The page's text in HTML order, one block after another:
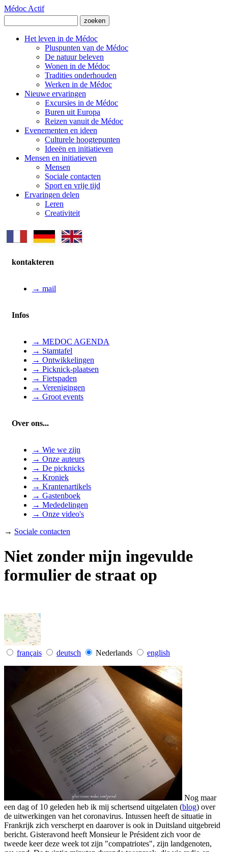
Médoc Actif
Het leven in de Médoc
Pluspunten van de Médoc
De natuur beleven
Wonen in de Médoc
Tradities onderhouden
Werken in de Médoc
Nieuwe ervaringen
Excursies in de Médoc
Buren uit Europa
Reizen vanuit de Médoc
Evenementen en ideen
Culturele hoogtepunten
Ideeën en initiatieven
Mensen en initiatieven
Mensen
Sociale contacten
Sport en vrije tijd
Ervaringen delen
Leren
Creativiteit
kontakteren
→ mail
Infos
→ MEDOC AGENDA
→ Stamtafel
→ Ontwikkelingen
→ Picknick-plaatsen
→ Fietspaden
→ Verenigingen
→ Groot events
Over ons...
→ Wie we zijn
→ Onze auteurs
→ De picknicks
→ Kroniek
→ Krantenartikels
→ Gastenboek
→ Mededelingen
→ Onze video's
→ Sociale contacten
Niet zonder mijn ingevulde
formulier de straat op
français deutsch Nederlands english
Nog maar
een dag of 10 geleden heb ik mij schertsend uitgelaten (blog) over
de uitwerkingen van het coronavirus. Intussen heeft de situatie in
Frankrijk zich verscherpt en daarover is ook in Duitsland uitgebreid
bericht. Gisteravond heeft Monsieur le Président zich voor de
tweede keer deze week tot zijn "compatriotes", zijn landgenoten,